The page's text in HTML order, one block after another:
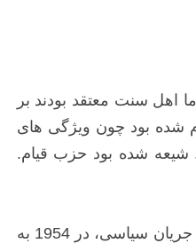
اهل سنت معتقد بودند بر
شده بود چون ویژگی های
شیعه شده بود حزب قیام.
در بیداری اسلامی، اولین تحول فکری در این زمینه دقیقا شروع شد. جنبش اخوان المسلمین، یک جنبش مشخص سنی است. این ها به عنوان پیشروترین جریان سیاسی، در 1954 به